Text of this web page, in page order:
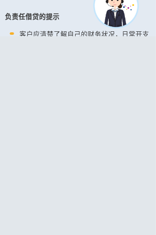
负责任借贷的提示
客户应清楚了解自己的财务状况，日常开支